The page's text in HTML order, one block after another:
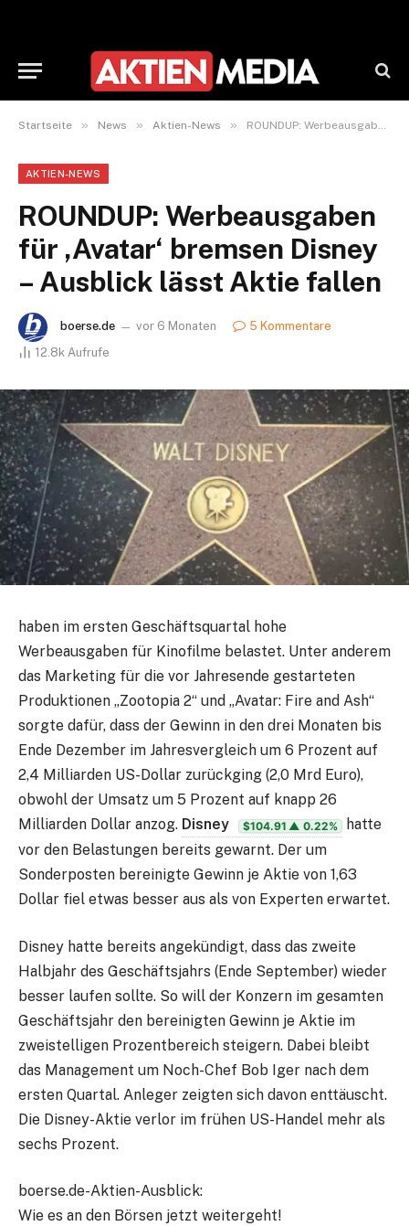
Startseite » News » Aktien-News » ROUNDUP: Werbeausgaben für ‚Avatar‘ bremsen Disney – Ausblick lässt Aktie fallen
AKTIEN-NEWS
ROUNDUP: Werbeausgaben
für ‚Avatar‘ bremsen Disney
– Ausblick lässt Aktie fallen
boerse.de vor 6 Monaten
5 Kommentare
12.8k Aufrufe
haben im ersten Geschäftsquartal hohe
Werbeausgaben für Kinofilme belastet. Unter anderem
das Marketing für die vor Jahresende gestarteten
Produktionen „Zootopia 2“ und „Avatar: Fire and Ash“
sorgte dafür, dass der Gewinn in den drei Monaten bis
Ende Dezember im Jahresvergleich um 6 Prozent auf
2,4 Milliarden US-Dollar zurückging (2,0 Mrd Euro),
obwohl der Umsatz um 5 Prozent auf knapp 26
Milliarden Dollar anzog. Disney $104.91 ▲ 0.22%
hatte
vor den Belastungen bereits gewarnt. Der um
Sonderposten bereinigte Gewinn je Aktie von 1,63
Dollar fiel etwas besser aus als von Experten erwartet.
Disney hatte bereits angekündigt, dass das zweite
Halbjahr des Geschäftsjahrs (Ende September) wieder
besser laufen sollte. So will der Konzern im gesamten
Geschäftsjahr den bereinigten Gewinn je Aktie im
zweistelligen Prozentbereich steigern. Dabei bleibt
das Management um Noch-Chef Bob Iger nach dem
ersten Quartal. Anleger zeigten sich davon enttäuscht.
Die Disney-Aktie verlor im frühen US-Handel mehr als
sechs Prozent.
boerse.de-Aktien-Ausblick:
Wie es an den Börsen jetzt weitergeht!